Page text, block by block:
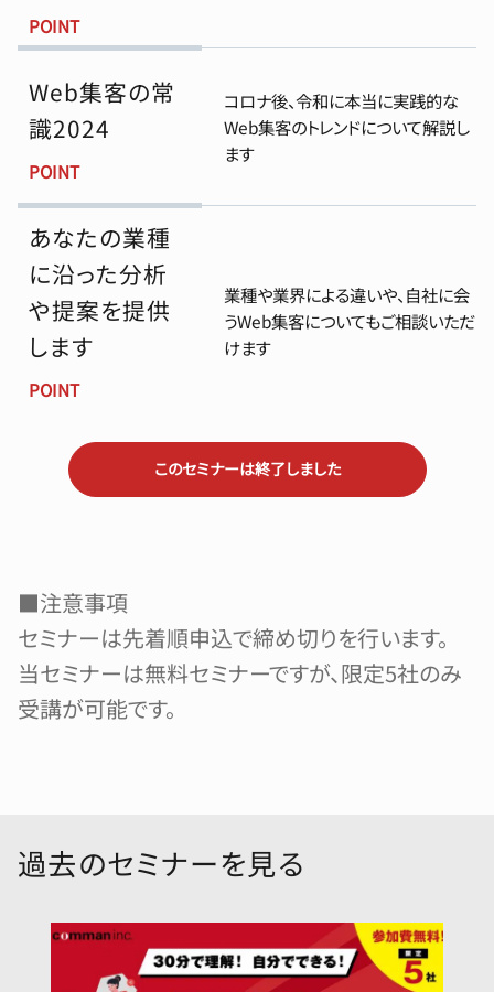
POINT
Web集客の常
識2024
POINT
コロナ後、令和に本当に実践的な
Web集客のトレンドについて解説し
ます
あなたの業種
に沿った分析
や提案を提供
します
POINT
業種や業界による違いや、自社に会
うWeb集客についてもご相談いただ
けます
このセミナーは終了しました
■注意事項
セミナーは先着順申込で締め切りを行います。
当セミナーは無料セミナーですが、限定5社のみ
受講が可能です。
過去のセミナーを見る